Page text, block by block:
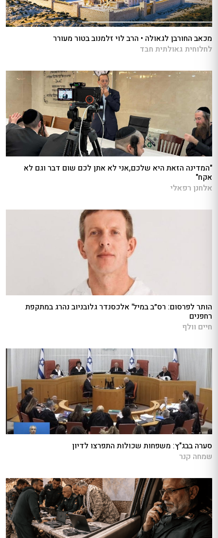
מכאב החורבן לגאולה • הרב לוי זלמנוב בטור מעורר
לחלוחית גאולתית חבד
"המדינה הזאת היא שלכם,אני לא אתן לכם שום דבר וגם לא
אקח"
אלחנן רפאלי
הותר לפרסום: רס״ב במיל' אלכסנדר גלובניוב נהרג במתקפת
רחפנים
חיים וולף
סערה בבג"ץ: משפחות שכולות התפרצו לדיון
שמחה קנר